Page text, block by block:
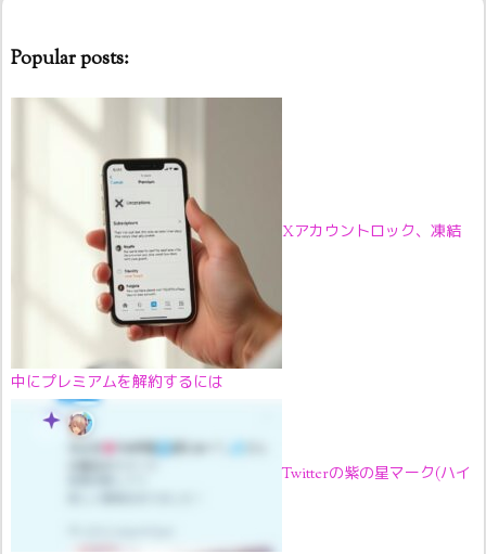
Popular posts:
Xアカウントロック、凍結
中にプレミアムを解約するには
Twitterの紫の星マーク(ハイ